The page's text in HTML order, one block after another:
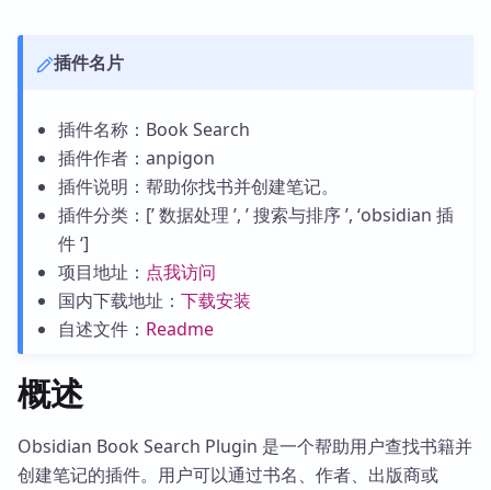
插件名片
插件名称：Book Search
插件作者：anpigon
插件说明：帮助你找书并创建笔记。
插件分类：[’ 数据处理 ’, ’ 搜索与排序 ’, ‘obsidian 插
件 ‘]
项目地址： 点我访问
国内下载地址： 下载安装
自述文件： Readme
概述
Obsidian Book Search Plugin 是一个帮助用户查找书籍并
创建笔记的插件。用户可以通过书名、作者、出版商或